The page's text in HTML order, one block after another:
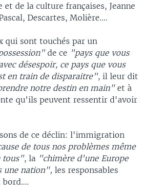
de la culture françaises, Jeanne
Descartes, Molière....
qui sont touchés par un
de ce "pays que vous
désespoir, ce pays que vous
en train de disparaitre", il leur dit
notre destin en main"et à
qu'ils peuvent ressentir d'avoir
de ce déclin: l'immigration
de tous nos problèmes même
tous", la "chimère d'une Europe
une nation", les responsables